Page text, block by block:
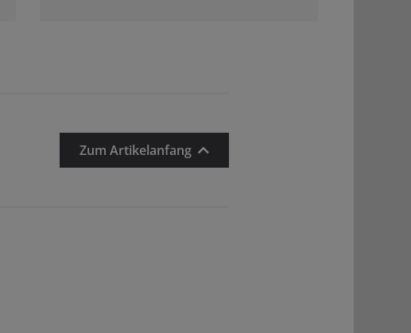
Zum Artikelanfang